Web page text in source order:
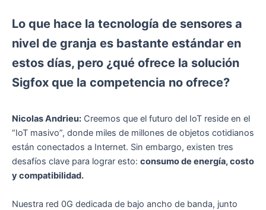
Lo que hace la tecnología de sensores a
nivel de granja es bastante estándar en
estos días, pero ¿qué ofrece la solución
Sigfox que la competencia no ofrece?
Nicolas Andrieu: Creemos que el futuro del IoT reside en el
“IoT masivo”, donde miles de millones de objetos cotidianos
están conectados a Internet. Sin embargo, existen tres
desafíos clave para lograr esto: consumo de energía, costo
y compatibilidad.
Nuestra red 0G dedicada de bajo ancho de banda, junto